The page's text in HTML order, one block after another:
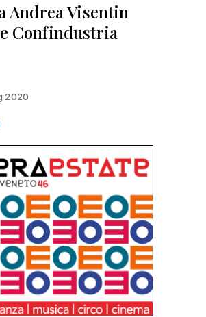
Andrea Visentin
Confindustria
2020